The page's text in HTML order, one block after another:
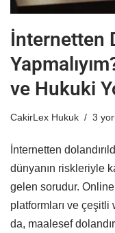
İnternetten
ve Hukuki
CakirLex Hukuk 3
İnternetten
dünyanın riskleriyle
gelen sorudur.
platformları ve çeşitli
da, maalesef